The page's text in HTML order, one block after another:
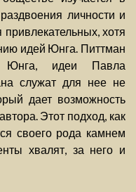
личности и
привлекательных, хотя
идей Юнга. Питтман
Юнга, идеи Павла
служат для нее не
дает возможность
Этот подход, как
своего рода камнем
хвалят, за него и